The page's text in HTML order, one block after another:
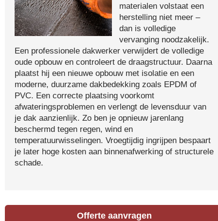
materialen volstaat een
herstelling niet meer –
dan is volledige
vervanging noodzakelijk.
Een professionele dakwerker verwijdert de volledige
oude opbouw en controleert de draagstructuur. Daarna
plaatst hij een nieuwe opbouw met isolatie en een
moderne, duurzame dakbedekking zoals EPDM of
PVC. Een correcte plaatsing voorkomt
afwateringsproblemen en verlengt de levensduur van
je dak aanzienlijk. Zo ben je opnieuw jarenlang
beschermd tegen regen, wind en
temperatuurwisselingen. Vroegtijdig ingrijpen bespaart
je later hoge kosten aan binnenafwerking of structurele
schade.
Offerte aanvragen